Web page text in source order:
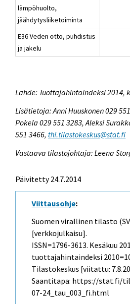
lämpöhuolto,
jäähdytysliiketoiminta
E36 Veden otto, puhdistus
ja jakelu
Lähde: Tuottajahintaindeksi 2014,
Lisätietoja: Anni Huuskonen 029
Pokela 029 551 3283, Aleksi
551 3466, thi.tilastokeskus@stat.fi
Vastaava tilastojohtaja: Leena
Päivitetty 24.7.2014
Viittausohje:
Suomen virallinen tilasto
[verkkojulkaisu].
ISSN=1796-3613. Kesäkuu
tuottajahintaindeksi
Tilastokeskus [viitattu:
Saantitapa: https://stat.fi/
07-24_tau_003_fi.html